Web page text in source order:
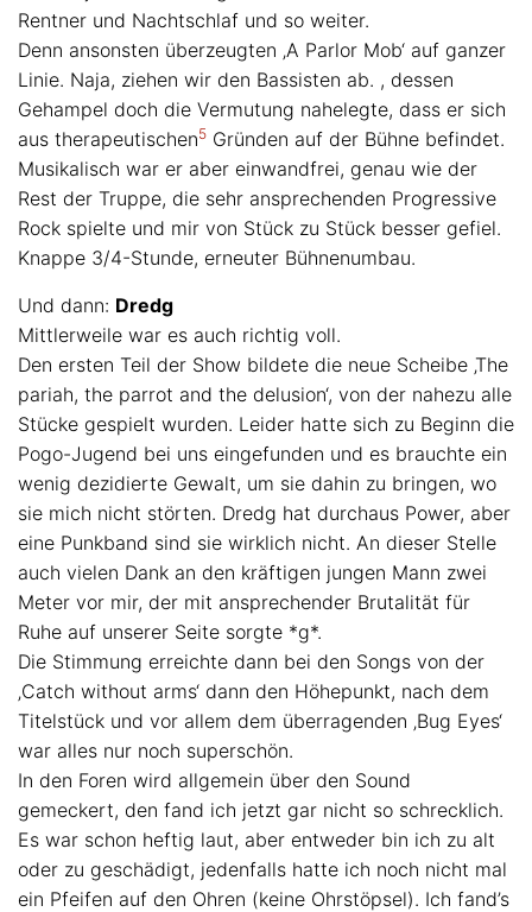
Rentner und Nachtschlaf und so weiter.
Denn ansonsten überzeugten ‚A Parlor Mob‘ auf ganzer
Linie. Naja, ziehen wir den Bassisten ab. , dessen
Gehampel doch die Vermutung nahelegte, dass er sich
aus therapeutischen5 Gründen auf der Bühne befindet.
Musikalisch war er aber einwandfrei, genau wie der
Rest der Truppe, die sehr ansprechenden Progressive
Rock spielte und mir von Stück zu Stück besser gefiel.
Knappe 3/4-Stunde, erneuter Bühnenumbau.
Und dann: Dredg
Mittlerweile war es auch richtig voll.
Den ersten Teil der Show bildete die neue Scheibe ‚The
pariah, the parrot and the delusion‘, von der nahezu alle
Stücke gespielt wurden. Leider hatte sich zu Beginn die
Pogo-Jugend bei uns eingefunden und es brauchte ein
wenig dezidierte Gewalt, um sie dahin zu bringen, wo
sie mich nicht störten. Dredg hat durchaus Power, aber
eine Punkband sind sie wirklich nicht. An dieser Stelle
auch vielen Dank an den kräftigen jungen Mann zwei
Meter vor mir, der mit ansprechender Brutalität für
Ruhe auf unserer Seite sorgte *g*.
Die Stimmung erreichte dann bei den Songs von der
‚Catch without arms‘ dann den Höhepunkt, nach dem
Titelstück und vor allem dem überragenden ‚Bug Eyes‘
war alles nur noch superschön.
In den Foren wird allgemein über den Sound
gemeckert, den fand ich jetzt gar nicht so schrecklich.
Es war schon heftig laut, aber entweder bin ich zu alt
oder zu geschädigt, jedenfalls hatte ich noch nicht mal
ein Pfeifen auf den Ohren (keine Ohrstöpsel). Ich fand’s